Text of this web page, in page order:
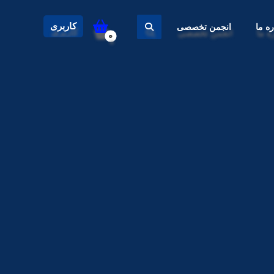
ما انجمن تخصصی کاربری